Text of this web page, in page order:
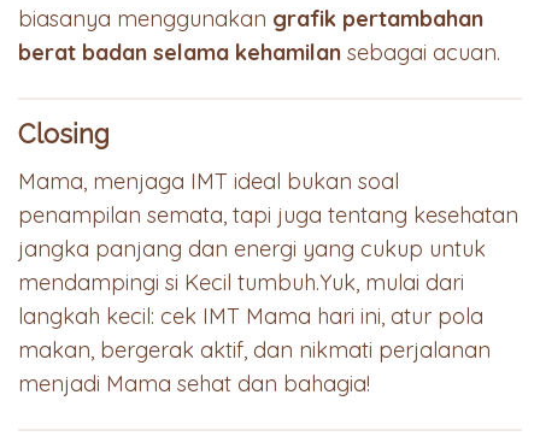
biasanya menggunakan grafik pertambahan
berat badan selama kehamilan sebagai acuan.
Closing
Mama, menjaga IMT ideal bukan soal
penampilan semata, tapi juga tentang kesehatan
jangka panjang dan energi yang cukup untuk
mendampingi si Kecil tumbuh.Yuk, mulai dari
langkah kecil: cek IMT Mama hari ini, atur pola
makan, bergerak aktif, dan nikmati perjalanan
menjadi Mama sehat dan bahagia!